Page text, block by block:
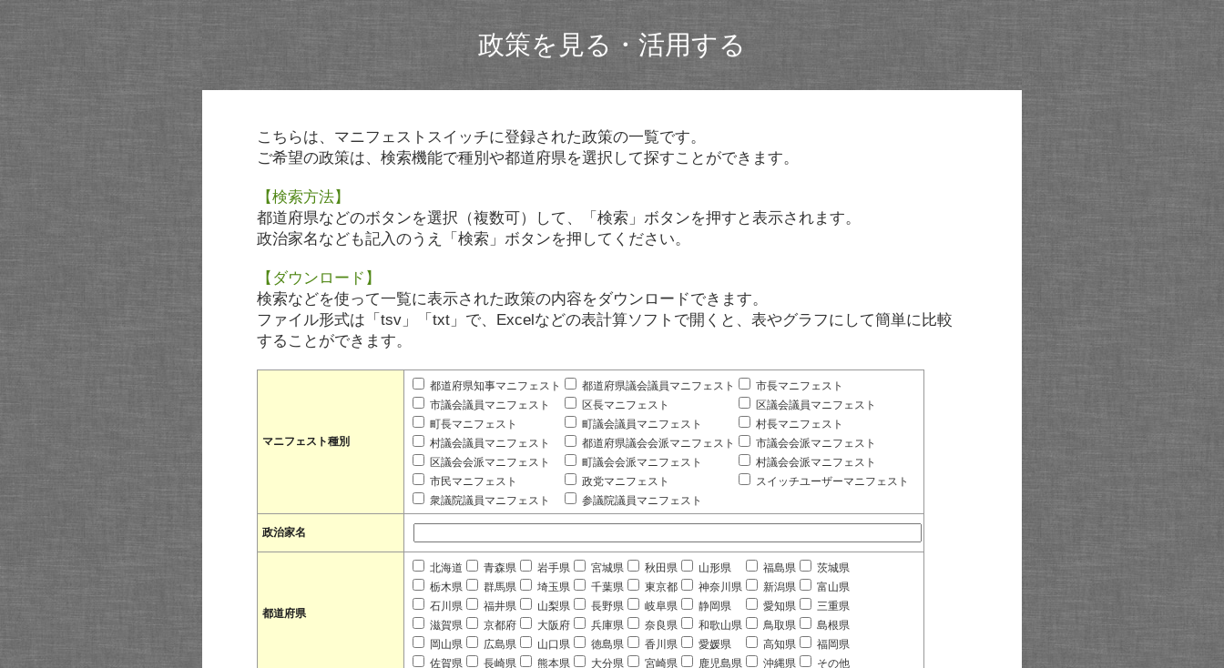
政策を見る・活用する
こちらは、マニフェストスイッチに登録された政策の一覧です。
ご希望の政策は、検索機能で種別や都道府県を選択して探すことができます。
【検索方法】
都道府県などのボタンを選択（複数可）して、「検索」ボタンを押すと表示されます。
政治家名なども記入のうえ「検索」ボタンを押してください。
【ダウンロード】
検索などを使って一覧に表示された政策の内容をダウンロードできます。
ファイル形式は「tsv」「txt」で、Excelなどの表計算ソフトで開くと、表やグラフにして簡単に比較
することができます。
マニフェスト種別
都道府県知事マニフェスト 都道府県議会議員マニフェスト
市長マニフェスト
市議会議員マニフェスト
区長マニフェスト
区議会議員マニフェスト
町長マニフェスト
町議会議員マニフェスト
村長マニフェスト
村議会議員マニフェスト
都道府県議会会派マニフェスト
市議会会派マニフェスト
区議会会派マニフェスト
町議会会派マニフェスト
村議会会派マニフェスト
市民マニフェスト
政党マニフェスト
スイッチユーザーマニフェスト
衆議院議員マニフェスト
参議院議員マニフェスト
政治家名
都道府県
北海道 青森県 岩手県 宮城県 秋田県 山形県 福島県
茨城県
栃木県
群馬県 埼玉県 千葉県 東京都 神奈川県 新潟県
富山県
石川県
福井県 山梨県 長野県 岐阜県 静岡県 愛知県
三重県
滋賀県
京都府 大阪府 兵庫県 奈良県 和歌山県 鳥取県
島根県
岡山県
広島県 山口県 徳島県 香川県 愛媛県 高知県
福岡県
佐賀県
長崎県 熊本県 大分県 宮崎県 鹿児島県 沖縄県 その他